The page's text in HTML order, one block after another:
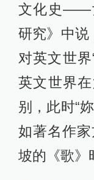
文化史——
研究》中说
对英文世界
英文世界
别，此时“
如著名作
坡的《歌》